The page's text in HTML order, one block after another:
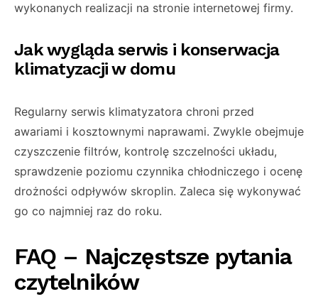
wykonanych realizacji na stronie internetowej firmy.
Jak wygląda serwis i konserwacja
klimatyzacji w domu
Regularny serwis klimatyzatora chroni przed
awariami i kosztownymi naprawami. Zwykle obejmuje
czyszczenie filtrów, kontrolę szczelności układu,
sprawdzenie poziomu czynnika chłodniczego i ocenę
drożności odpływów skroplin. Zaleca się wykonywać
go co najmniej raz do roku.
FAQ – Najczęstsze pytania
czytelników